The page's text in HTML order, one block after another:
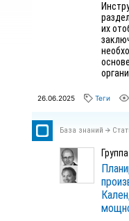
их
26.06.2025 Теги
База знаний